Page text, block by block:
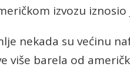
izvozu
nekada su većinu
više barela od